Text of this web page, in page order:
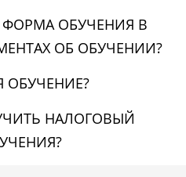
ФОРМА ОБУЧЕНИЯ В
ОБ ОБУЧЕНИИ?
ОБУЧЕНИЕ?
НАЛОГОВЫЙ